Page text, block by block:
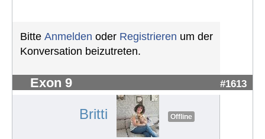
Bitte Anmelden oder Registrieren um der
Konversation beizutreten.
Exon 9 #1613
Britti Offline